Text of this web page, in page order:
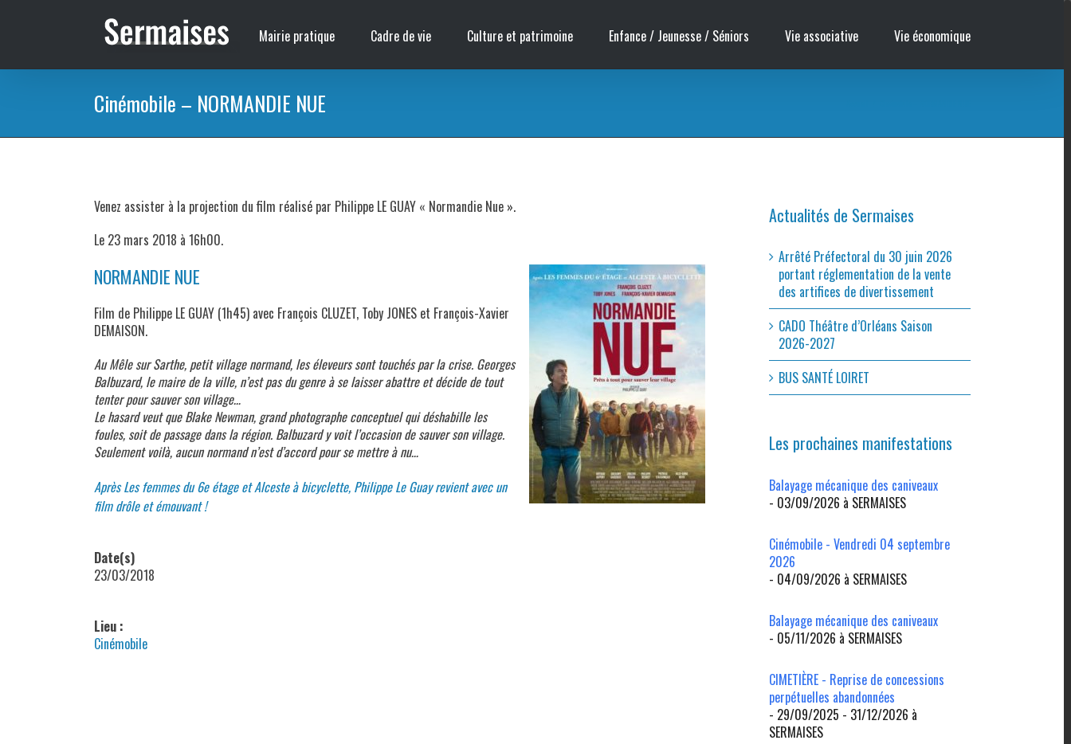
Mairie pratique Cadre de vie Culture et patrimoine Enfance / Jeunesse / Séniors Vie associative Vie économique
Cinémobile – NORMANDIE NUE
Venez assister à la projection du film réalisé par Philippe LE GUAY « Normandie Nue ».
Le 23 mars 2018 à 16h00.
NORMANDIE NUE
Film de Philippe LE GUAY (1h45) avec François CLUZET, Toby JONES et François-Xavier
DEMAISON.
Au Mêle sur Sarthe, petit village normand, les éleveurs sont touchés par la crise. Georges
Balbuzard, le maire de la ville, n’est pas du genre à se laisser abattre et décide de tout
tenter pour sauver son village…
Le hasard veut que Blake Newman, grand photographe conceptuel qui déshabille les
foules, soit de passage dans la région. Balbuzard y voit l’occasion de sauver son village.
Seulement voilà, aucun normand n’est d’accord pour se mettre à nu…
Après Les femmes du 6e étage et Alceste à bicyclette, Philippe Le Guay revient avec un
film drôle et émouvant !
Date(s)
23/03/2018
Lieu :
Cinémobile
Actualités de Sermaises
Arrêté Préfectoral du 30 juin 2026
portant réglementation de la vente
des artifices de divertissement
CADO Théâtre d’Orléans Saison
2026-2027
BUS SANTÉ LOIRET
Les prochaines manifestations
Balayage mécanique des caniveaux
- 03/09/2026 à SERMAISES
Cinémobile - Vendredi 04 septembre
2026
- 04/09/2026 à SERMAISES
Balayage mécanique des caniveaux
- 05/11/2026 à SERMAISES
CIMETIÈRE - Reprise de concessions
perpétuelles abandonnées
- 29/09/2025 - 31/12/2026 à
SERMAISES